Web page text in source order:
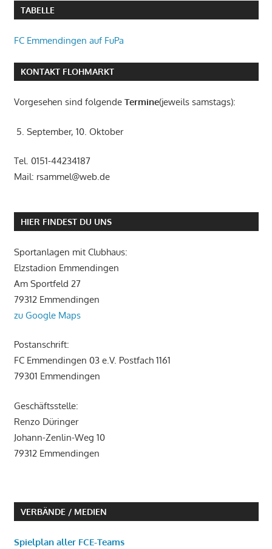
TABELLE
FC Emmendingen auf FuPa
KONTAKT FLOHMARKT
Vorgesehen sind folgende Termine(jeweils samstags):
5. September, 10. Oktober
Tel. 0151-44234187
Mail: rsammel@web.de
HIER FINDEST DU UNS
Sportanlagen mit Clubhaus:
Elzstadion Emmendingen
Am Sportfeld 27
79312 Emmendingen
zu Google Maps
Postanschrift:
FC Emmendingen 03 e.V. Postfach 1161
79301 Emmendingen
Geschäftsstelle:
Renzo Düringer
Johann-Zenlin-Weg 10
79312 Emmendingen
VERBÄNDE / MEDIEN
Spielplan aller FCE-Teams